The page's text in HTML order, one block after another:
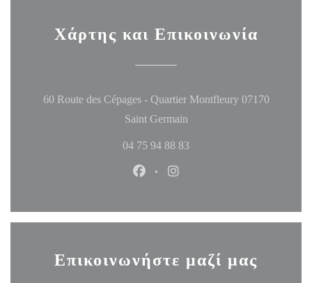
Χάρτης και Επικοινωνία
60 Route des Cépages - Quartier Montfleury 07170
Saint Germain((ανοίγει σε νέο παράθυρο))
04 75 94 88 83
Facebook ((ανοίγει σε νέο
Επικοινωνήστε μαζί μας